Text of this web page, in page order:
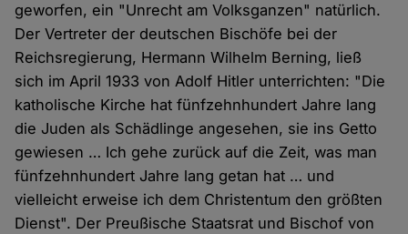
geworfen, ein "Unrecht am Volksganzen" natürlich.
Der Vertreter der deutschen Bischöfe bei der
Reichsregierung, Hermann Wilhelm Berning, ließ
sich im April 1933 von Adolf Hitler unterrichten: "Die
katholische Kirche hat fünfzehnhundert Jahre lang
die Juden als Schädlinge angesehen, sie ins Getto
gewiesen … Ich gehe zurück auf die Zeit, was man
fünfzehnhundert Jahre lang getan hat … und
vielleicht erweise ich dem Christentum den größten
Dienst". Der Preußische Staatsrat und Bischof von